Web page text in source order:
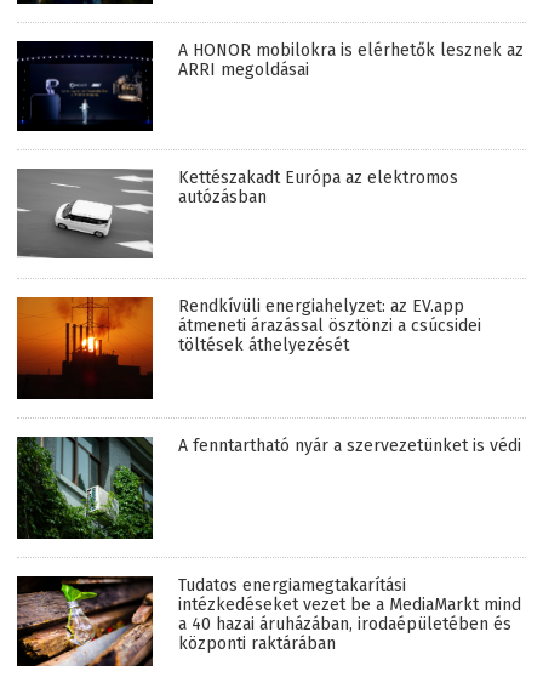
A HONOR mobilokra is elérhetők lesznek az
ARRI megoldásai
Kettészakadt Európa az elektromos
autózásban
Rendkívüli energiahelyzet: az EV.app
átmeneti árazással ösztönzi a csúcsidei
töltések áthelyezését
A fenntartható nyár a szervezetünket is védi
Tudatos energiamegtakarítási
intézkedéseket vezet be a MediaMarkt mind
a 40 hazai áruházában, irodaépületében és
központi raktárában